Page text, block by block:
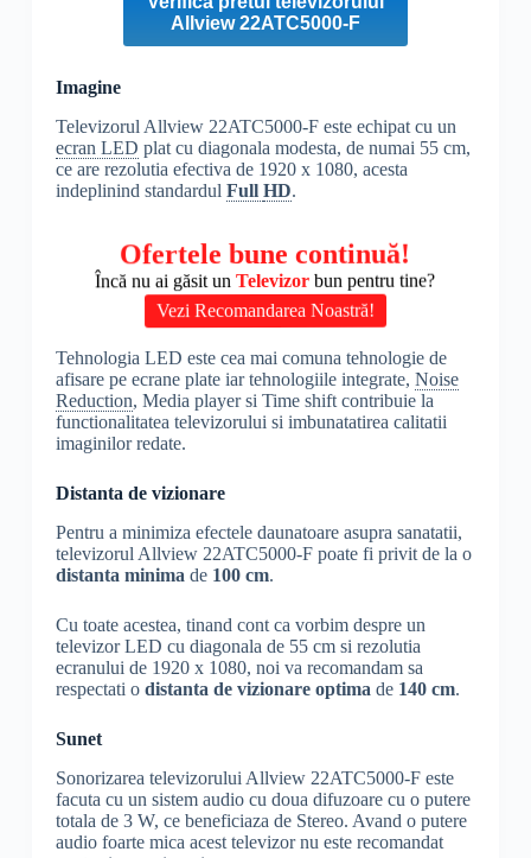
Allview 22ATC5000-F
Imagine
Televizorul Allview 22ATC5000-F este echipat cu un
ecran LED plat cu diagonala modesta, de numai 55 cm,
ce are rezolutia efectiva de 1920 x 1080, acesta
indeplinind standardul Full HD.
Ofertele bune continuă!
Încă nu ai găsit unTelevizorbun pentru tine?
Vezi Recomandarea Noastră!
Tehnologia LED este cea mai comuna tehnologie de
afisare pe ecrane plate iar tehnologiile integrate, Noise
Reduction, Media player si Time shift contribuie la
functionalitatea televizorului si imbunatatirea calitatii
imaginilor redate.
Distanta de vizionare
Pentru a minimiza efectele daunatoare asupra sanatatii,
televizorul Allview 22ATC5000-F poate fi privit de la o
distanta minima de 100 cm.
Cu toate acestea, tinand cont ca vorbim despre un
televizor LED cu diagonala de 55 cm si rezolutia
ecranului de 1920 x 1080, noi va recomandam sa
respectati o distanta de vizionare optima de 140 cm.
Sunet
Sonorizarea televizorului Allview 22ATC5000-F este
facuta cu un sistem audio cu doua difuzoare cu o putere
totala de 3 W, ce beneficiaza de Stereo. Avand o putere
audio foarte mica acest televizor nu este recomandat